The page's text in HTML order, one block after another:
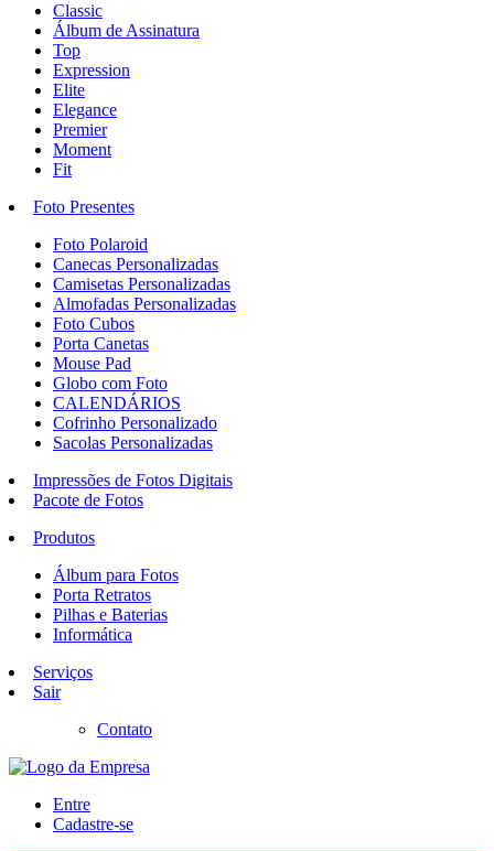
Classic
Álbum de Assinatura
Top
Expression
Elite
Elegance
Premier
Moment
Fit
Foto Presentes
Foto Polaroid
Canecas Personalizadas
Camisetas Personalizadas
Almofadas Personalizadas
Foto Cubos
Porta Canetas
Mouse Pad
Globo com Foto
CALENDÁRIOS
Cofrinho Personalizado
Sacolas Personalizadas
Impressões de Fotos Digitais
Pacote de Fotos
Produtos
Álbum para Fotos
Porta Retratos
Pilhas e Baterias
Informática
Serviços
Sair
Contato
Entre
Cadastre-se